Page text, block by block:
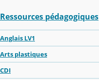
Ressources pédagogiques
Anglais LV1
Arts plastiques
CDI